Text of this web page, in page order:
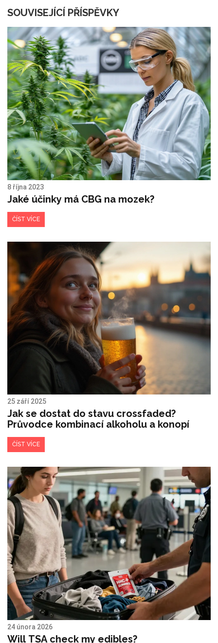
SOUVISEJÍCÍ PŘÍSPĚVKY
8 října 2023
Jaké účinky má CBG na mozek?
ČÍST VÍCE
25 září 2025
Jak se dostat do stavu crossfaded?
Průvodce kombinací alkoholu a konopí
ČÍST VÍCE
24 února 2026
Will TSA check my edibles?